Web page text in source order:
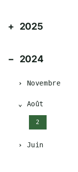
2025
2024
Novembre
Août
2
Juin